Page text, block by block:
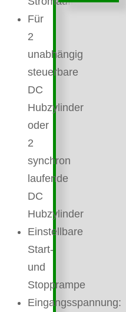
Für
2
unabhängig
steuerbare
DC
Hubzylinder
oder
2
synchron
laufende
DC
Hubzylinder
Einstellbare
Start-
und
Stopprampe
Eingangsspannung: